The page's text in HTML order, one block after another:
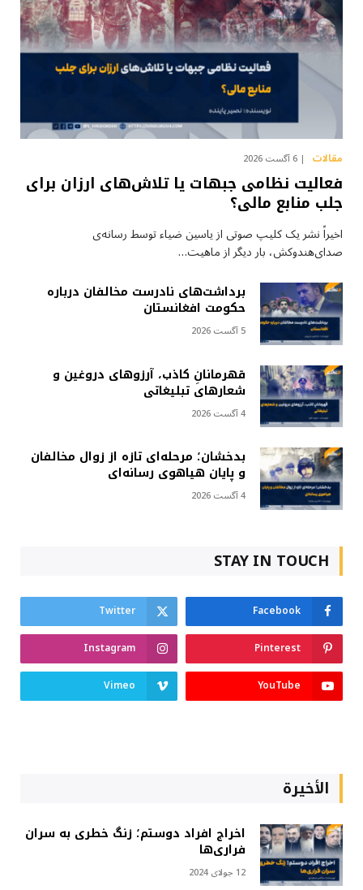
مقالات 6 آگست 2026
فعالیت نظامی جبهات یا تلاش‌های ارزان برای
جلب منابع مالی؟
اخیراً نشر یک کلیپ صوتی از یاسین ضیاء توسط رسانه‌ی
صدای‌هندوکش، بار دیگر از ماهیت…
برداشت‌های نادرست مخالفان درباره
حکومت افغانستان
5 آگست 2026
قهرمانانِ کاذب، آرزوهای دروغین و
شعارهای تبلیغاتی
4 آگست 2026
بدخشان؛ مرحله‌ای تازه از زوال مخالفان
و پایان هیاهوی رسانه‌ای
4 آگست 2026
STAY IN TOUCH
Facebook
Twitter
Pinterest
Instagram
YouTube
Vimeo
الأخيرة
اخراج افراد دوستم؛ زنگ خطری به سران
فراری‌ها
12 جولای 2024